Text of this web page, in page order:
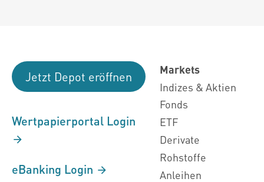
Jetzt Depot eröffnen
Wertpapierportal Login
eBanking Login
Markets
Indizes & Aktien
Fonds
ETF
Derivate
Rohstoffe
Anleihen